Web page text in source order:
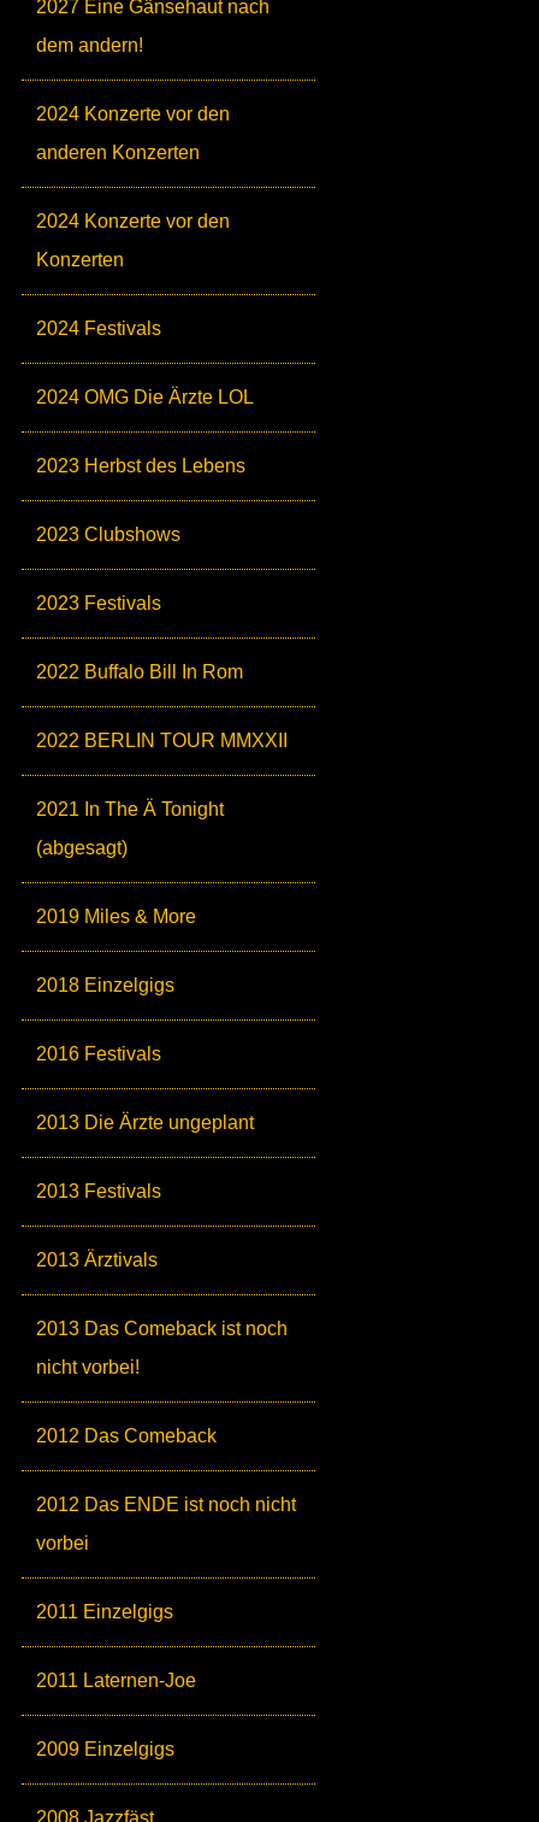
2027 Eine Gänsehaut nach
dem andern!
2024 Konzerte vor den
anderen Konzerten
2024 Konzerte vor den
Konzerten
2024 Festivals
2024 OMG Die Ärzte LOL
2023 Herbst des Lebens
2023 Clubshows
2023 Festivals
2022 Buffalo Bill In Rom
2022 BERLIN TOUR MMXXII
2021 In The Ä Tonight
(abgesagt)
2019 Miles & More
2018 Einzelgigs
2016 Festivals
2013 Die Ärzte ungeplant
2013 Festivals
2013 Ärztivals
2013 Das Comeback ist noch
nicht vorbei!
2012 Das Comeback
2012 Das ENDE ist noch nicht
vorbei
2011 Einzelgigs
2011 Laternen-Joe
2009 Einzelgigs
2008 Jazzfäst